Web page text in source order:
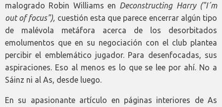
malogrado Robin Williams en Deconstructing Harry ("I´m
out of focus"), cuestión esta que parece encerrar algún tipo
de malévola metáfora acerca de los desorbitados
emolumentos que en su negociación con el club plantea
percibir el emblemático jugador. Para desenfocadas, sus
aspiraciones. Eso al menos es lo que se lee por ahí. No a
Sáinz ni al As, desde luego.
En su apasionante artículo en páginas interiores de As